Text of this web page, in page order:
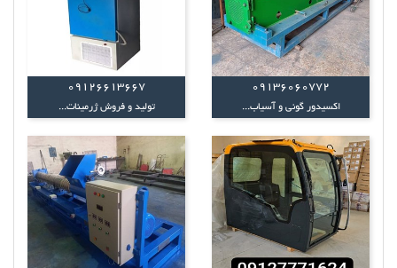
09136060772
اکسیدور گونی و آسیاب...
09126613667
تولید و فروش ژرمینات...